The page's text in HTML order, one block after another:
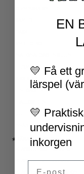
TERMINSAVSLUT
★ LÄRARVERKTYG
KLASSRUMSDEKORATION
KLASSRUMSLEDARSKAP
KLASSRUMSORGANISATION
EN
💛 Få ett
lärspel
💛
inkorgen